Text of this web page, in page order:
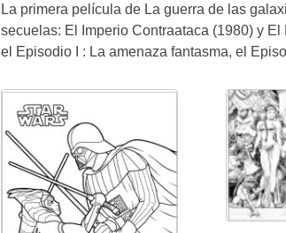
La primera película de La guerra de las
secuelas: El Imperio Contraataca (1980) y
el Episodio I : La amenaza fantasma, el